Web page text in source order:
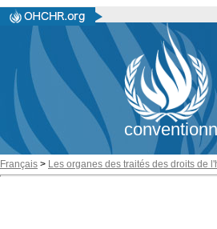
Français > Les organes des traités des droits de